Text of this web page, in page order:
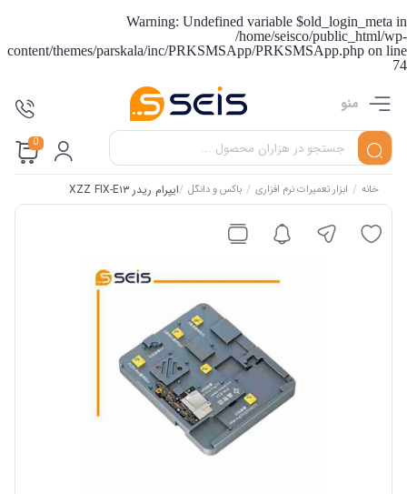
Warning: Undefined variable $old_login_meta in
/home/seisco/public_html/wp-
content/themes/parskala/inc/PRKSMSApp/PRKSMSApp.php on line
74
منو
0
خانه / ابزار تعمیرات نرم افزاری / باکس و دانگل /ایپرام ریدر XZZ FIX-E۱۳